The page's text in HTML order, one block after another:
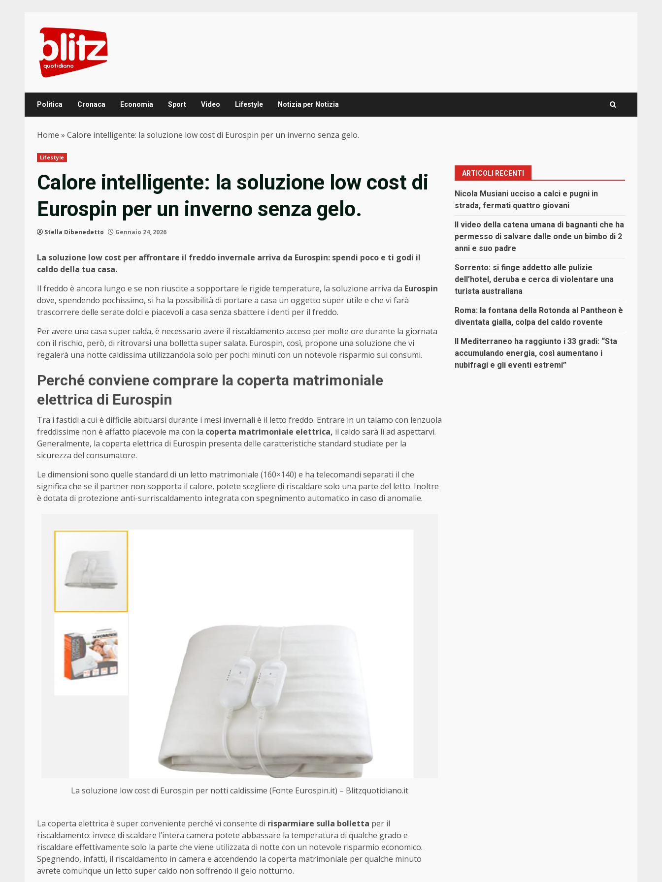
content
Politica Cronaca Economia Sport Video Lifestyle Notizia per Notizia
Home » Calore intelligente: la soluzione low cost di Eurospin per un inverno senza gelo.
Lifestyle
Calore intelligente: la soluzione low cost di
Eurospin per un inverno senza gelo.
Stella Dibenedetto Gennaio 24, 2026
La soluzione low cost per affrontare il freddo invernale arriva da Eurospin: spendi poco e ti godi il
caldo della tua casa.
Il freddo è ancora lungo e se non riuscite a sopportare le rigide temperature, la soluzione arriva da Eurospin
dove, spendendo pochissimo, si ha la possibilità di portare a casa un oggetto super utile e che vi farà
trascorrere delle serate dolci e piacevoli a casa senza sbattere i denti per il freddo.
Per avere una casa super calda, è necessario avere il riscaldamento acceso per molte ore durante la giornata
con il rischio, però, di ritrovarsi una bolletta super salata. Eurospin, così, propone una soluzione che vi
regalerà una notte caldissima utilizzandola solo per pochi minuti con un notevole risparmio sui consumi.
Perché conviene comprare la coperta matrimoniale
elettrica di Eurospin
Tra i fastidi a cui è difficile abituarsi durante i mesi invernali è il letto freddo. Entrare in un talamo con lenzuola
freddissime non è affatto piacevole ma con la coperta matrimoniale elettrica, il caldo sarà lì ad aspettarvi.
Generalmente, la coperta elettrica di Eurospin presenta delle caratteristiche standard studiate per la
sicurezza del consumatore.
Le dimensioni sono quelle standard di un letto matrimoniale (160×140) e ha telecomandi separati il che
significa che se il partner non sopporta il calore, potete scegliere di riscaldare solo una parte del letto. Inoltre
è dotata di protezione anti-surriscaldamento integrata con spegnimento automatico in caso di anomalie.
La soluzione low cost di Eurospin per notti caldissime (Fonte Eurospin.it) – Blitzquotidiano.it
La coperta elettrica è super conveniente perché vi consente di risparmiare sulla bolletta per il
riscaldamento: invece di scaldare l’intera camera potete abbassare la temperatura di qualche grado e
riscaldare effettivamente solo la parte che viene utilizzata di notte con un notevole risparmio economico.
Spegnendo, infatti, il riscaldamento in camera e accendendo la coperta matrimoniale per qualche minuto
avrete comunque un letto super caldo non soffrendo il gelo notturno.
ARTICOLI RECENTI
Nicola Musiani ucciso a calci e pugni in
strada, fermati quattro giovani
Il video della catena umana di bagnanti che ha
permesso di salvare dalle onde un bimbo di 2
anni e suo padre
Sorrento: si finge addetto alle pulizie
dell’hotel, deruba e cerca di violentare una
turista australiana
Roma: la fontana della Rotonda al Pantheon è
diventata gialla, colpa del caldo rovente
Il Mediterraneo ha raggiunto i 33 gradi: “Sta
accumulando energia, così aumentano i
nubifragi e gli eventi estremi”